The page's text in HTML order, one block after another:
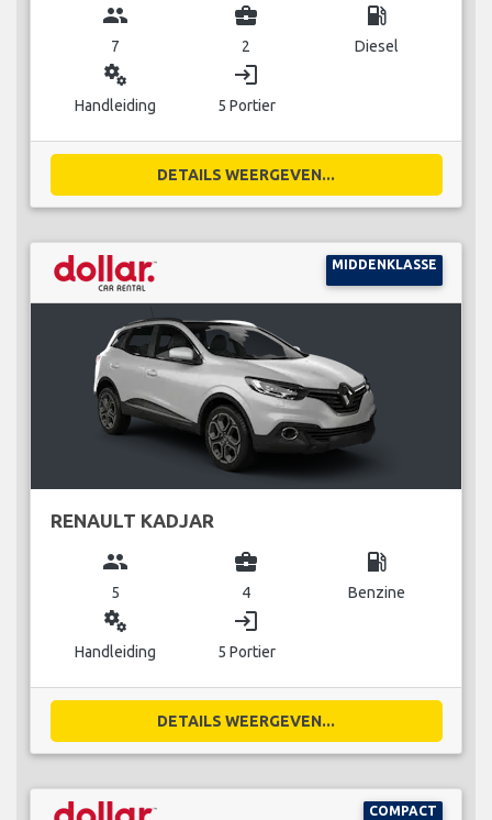
group
7
business_center
2
local_gas_station
Diesel
miscellaneous_services
Handleiding
login
5 Portier
DETAILS WEERGEVEN...
MIDDENKLASSE
RENAULT KADJAR
group
5
business_center
4
local_gas_station
Benzine
miscellaneous_services
Handleiding
login
5 Portier
DETAILS WEERGEVEN...
COMPACT